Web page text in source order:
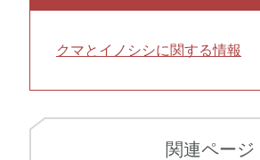
クマとイノシシに関する情報
関連ページ